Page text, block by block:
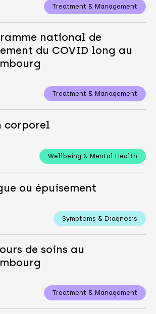
Treatment & Management
national de
du COVID long au
Treatment & Management
corporel
Wellbeing & Mental Health
ou épuisement
Symptoms & Diagnosis
de soins au
Treatment & Management